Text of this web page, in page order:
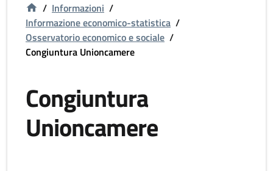
/ Informazioni /
Informazione economico-statistica /
Osservatorio economico e sociale /
Congiuntura Unioncamere
Congiuntura
Unioncamere